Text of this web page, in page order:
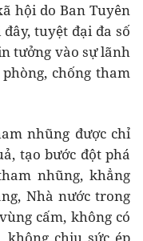
hội do Ban Tuyên
tuyệt đại đa số
tưởng vào sự lãnh
chống tham
nhũng được chỉ
tạo bước đột phá
nhũng, khẳng
Nhà nước trong
cấm, không có